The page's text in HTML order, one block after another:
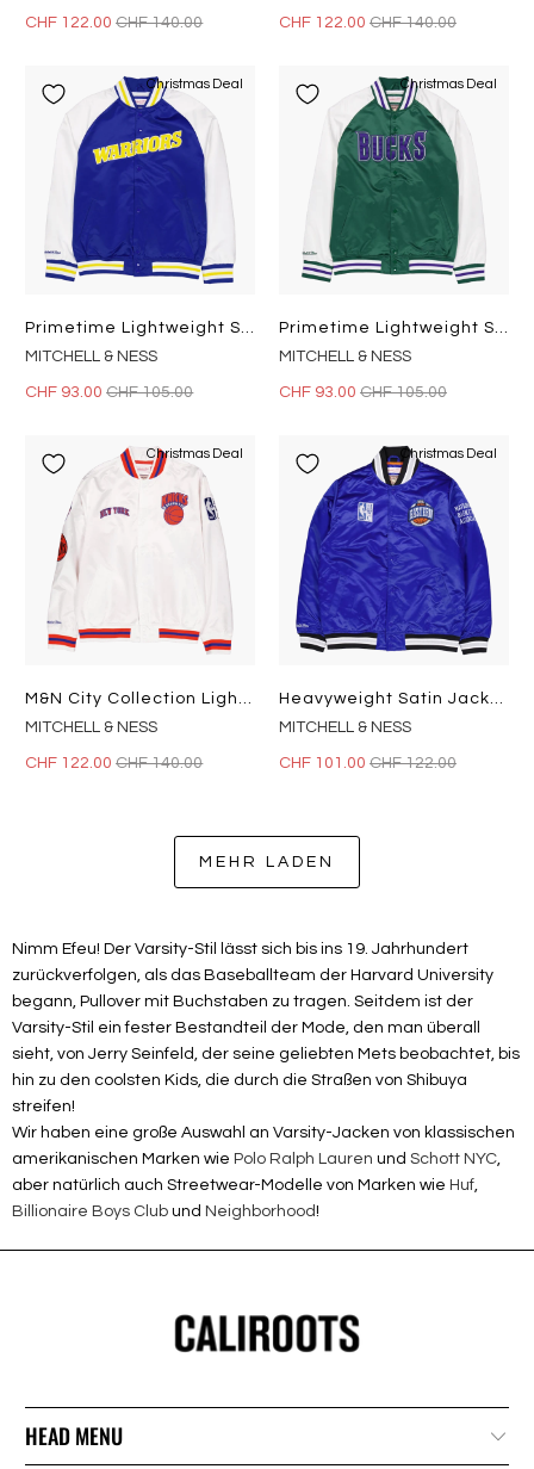
CHF 122.00CHF 140.00 CHF 122.00 CHF 140.00
Christmas Deal
Primetime Lightweight Satin Ja Royal
MITCHELL & NESS
CHF 93.00CHF 105.00
Christmas Deal
Primetime Lightweight Satin Ja Dark Green
MITCHELL & NESS
CHF 93.00 CHF 105.00
Christmas Deal
M&n City Collection Lightweigh White
MITCHELL & NESS
CHF 122.00CHF 140.00
Christmas Deal
Heavyweight Satin Jacket Royal
MITCHELL & NESS
CHF 101.00 CHF 122.00
MEHR LADEN
Nimm Efeu! Der Varsity-Stil lässt sich bis ins 19. Jahrhundert
zurückverfolgen, als das Baseballteam der Harvard University
begann, Pullover mit Buchstaben zu tragen. Seitdem ist der
Varsity-Stil ein fester Bestandteil der Mode, den man überall
sieht, von Jerry Seinfeld, der seine geliebten Mets beobachtet, bis
hin zu den coolsten Kids, die durch die Straßen von Shibuya
streifen!
Wir haben eine große Auswahl an Varsity-Jacken von klassischen
amerikanischen Marken wie Polo Ralph Lauren und Schott NYC,
aber natürlich auch Streetwear-Modelle von Marken wie Huf,
Billionaire Boys Club und Neighborhood!
HEAD MENU